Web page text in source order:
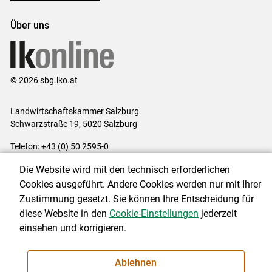
Über uns
© 2026 sbg.lko.at
Landwirtschaftskammer Salzburg
Schwarzstraße 19, 5020 Salzburg
Telefon: +43 (0) 50 2595-0
Impressum|Kontakt|Datenschutzerklärung|Barrierefreiheit|
Cookie-Einstellungen
NEWSLETTER
Die Website wird mit den technisch erforderlichen
Cookies ausgeführt. Andere Cookies werden nur mit Ihrer
Zustimmung gesetzt. Sie können Ihre Entscheidung für
diese Website in den Cookie-Einstellungen jederzeit
einsehen und korrigieren.
Ablehnen